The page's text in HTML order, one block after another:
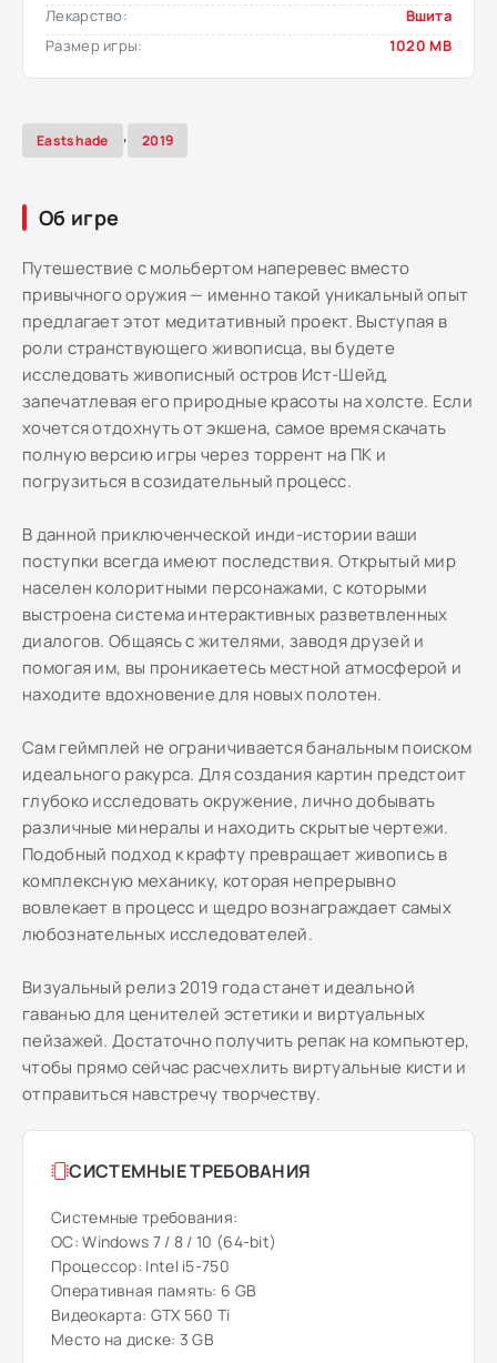
Лекарство:
Вшита
Размер игры:
1020 MB
Eastshade , 2019
Об игре
Путешествие с мольбертом наперевес вместо
привычного оружия — именно такой уникальный опыт
предлагает этот медитативный проект. Выступая в
роли странствующего живописца, вы будете
исследовать живописный остров Ист-Шейд,
запечатлевая его природные красоты на холсте. Если
хочется отдохнуть от экшена, самое время скачать
полную версию игры через торрент на ПК и
погрузиться в созидательный процесс.
В данной приключенческой инди-истории ваши
поступки всегда имеют последствия. Открытый мир
населен колоритными персонажами, с которыми
выстроена система интерактивных разветвленных
диалогов. Общаясь с жителями, заводя друзей и
помогая им, вы проникаетесь местной атмосферой и
находите вдохновение для новых полотен.
Сам геймплей не ограничивается банальным поиском
идеального ракурса. Для создания картин предстоит
глубоко исследовать окружение, лично добывать
различные минералы и находить скрытые чертежи.
Подобный подход к крафту превращает живопись в
комплексную механику, которая непрерывно
вовлекает в процесс и щедро вознаграждает самых
любознательных исследователей.
Визуальный релиз 2019 года станет идеальной
гаванью для ценителей эстетики и виртуальных
пейзажей. Достаточно получить репак на компьютер,
чтобы прямо сейчас расчехлить виртуальные кисти и
отправиться навстречу творчеству.
СИСТЕМНЫЕ ТРЕБОВАНИЯ
Системные требования:
ОС: Windows 7 / 8 / 10 (64-bit)
Процессор: Intel i5-750
Оперативная память: 6 GB
Видеокарта: GTX 560 Ti
Место на диске: 3 GB